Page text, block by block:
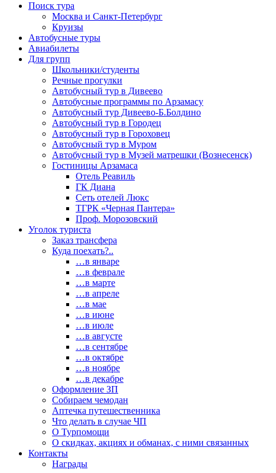
Поиск тура
Москва и Санкт-Петербург
Круизы
Автобусные туры
Авиабилеты
Для групп
Школьники/студенты
Речные прогулки
Автобусный тур в Дивеево
Автобусные программы по Арзамасу
Автобусный тур Дивеево-Б.Болдино
Автобусный тур в Городец
Автобусный тур в Гороховец
Автобусный тур в Муром
Автобусный тур в Музей матрешки (Вознесенск)
Гостиницы Арзамаса
Отель Реавиль
ГК Диана
Сеть отелей Люкс
ТГРК «Черная Пантера»
Проф. Морозовский
Уголок туриста
Заказ трансфера
Куда поехать?..
…в январе
…в феврале
…в марте
…в апреле
…в мае
…в июне
…в июле
…в августе
…в сентябре
…в октябре
…в ноябре
…в декабре
Оформление ЗП
Собираем чемодан
Аптечка путешественника
Что делать в случае ЧП
О Турпомощи
О скидках, акциях и обманах, с ними связанных
Контакты
Награды